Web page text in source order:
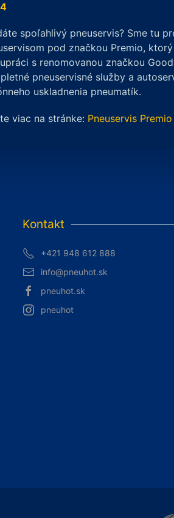
spoľahlivý pneuservis? Sme tu
pod značkou Premio,
s renomovanou značkou
pneuservisné služby a
uskladnenia pneumatík.
viac na stránke: Pneuservis Premio
Kontakt
+421 948 612 888
info@pneuhot.sk
pneuhot.sk
pneuhot